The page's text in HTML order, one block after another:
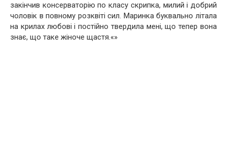
закінчив консерваторію по класу скрипка, милий і добрий
чоловік в повному розквіті сил. Маринка буквально літала
на крилах любові і постійно твердила мені, що тепер вона
знає, що таке жіноче щастя.«»